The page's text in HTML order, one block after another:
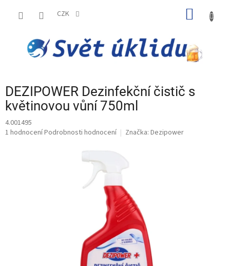
CZK
DEZIPOWER Dezinfekční čistič s
květinovou vůní 750ml
4.001495
Průměrné
1 hodnoceníPodrobnosti hodnocení Značka: Dezipower